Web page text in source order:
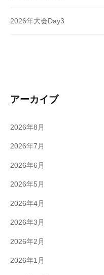
2026年大会Day3
アーカイブ
2026年8月
2026年7月
2026年6月
2026年5月
2026年4月
2026年3月
2026年2月
2026年1月